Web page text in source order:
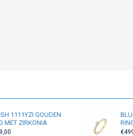
1111YZI GOUDEN
MET ZIRKONIA